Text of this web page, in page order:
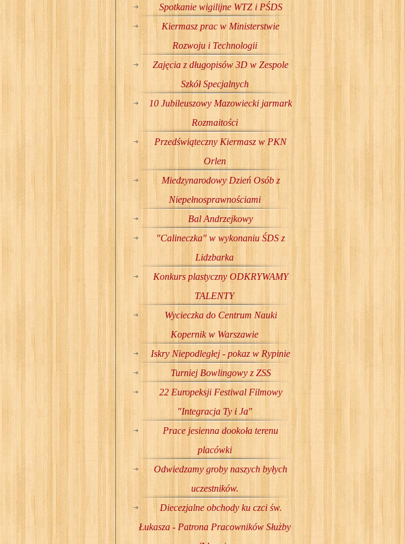
Spotkanie wigilijne WTZ i PŚDS
Kiermasz prac w Ministerstwie
Rozwoju i Technologii
Zajęcia z długopisów 3D w Zespole
Szkół Specjalnych
10 Jubileuszowy Mazowiecki jarmark
Rozmaitości
Przedświąteczny Kiermasz w PKN
Orlen
Miedzynarodowy Dzień Osób z
Niepełnosprawnościami
Bal Andrzejkowy
"Calineczka" w wykonaniu ŚDS z
Lidzbarka
Konkurs plastyczny ODKRYWAMY
TALENTY
Wycieczka do Centrum Nauki
Kopernik w Warszawie
Iskry Niepodległej - pokaz w Rypinie
Turniej Bowlingowy z ZSS
22 Europeksji Festiwal Filmowy
"Integracja Ty i Ja"
Prace jesienna dookoła terenu
placówki
Odwiedzamy groby naszych byłych
uczestników.
Diecezjalne obchody ku czci św.
Łukasza - Patrona Pracowników Służby